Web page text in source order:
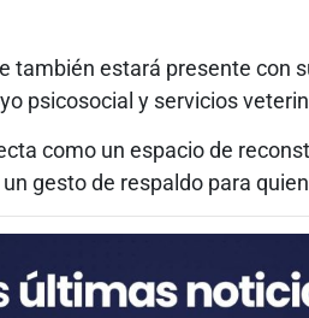
también estará presente con
psicosocial y servicios
como un espacio de
gesto de respaldo para